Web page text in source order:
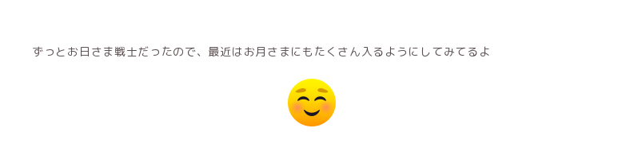
ずっとお日さま戦士だったので、最近はお月さまにもたくさん入るようにしてみてるよ